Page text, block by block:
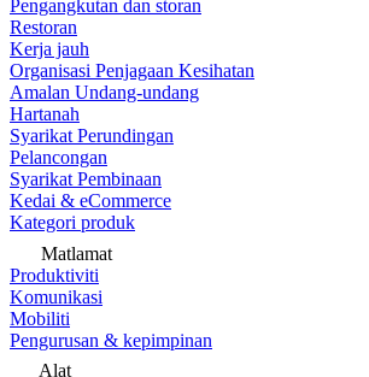
Pengangkutan dan storan
Restoran
Kerja jauh
Organisasi Penjagaan Kesihatan
Amalan Undang-undang
Hartanah
Syarikat Perundingan
Pelancongan
Syarikat Pembinaan
Kedai & eCommerce
Kategori produk
Matlamat
Produktiviti
Komunikasi
Mobiliti
Pengurusan & kepimpinan
Alat